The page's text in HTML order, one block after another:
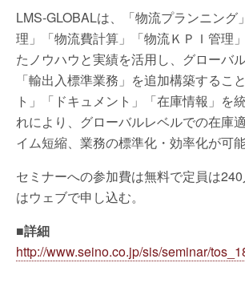
LMS-GLOBALは、「物流プランニング
理」「物流費計算」「物流ＫＰＩ管理
たノウハウと実績を活用し、グローバ
「輸出入標準業務」を追加構築するこ
ト」「ドキュメント」「在庫情報」を
れにより、グローバルレベルでの在庫
イム短縮、業務の標準化・効率化が可能
セミナーへの参加費は無料で定員は
はウェブで申し込む。
■詳細
http://www.seino.co.jp/sis/seminar/